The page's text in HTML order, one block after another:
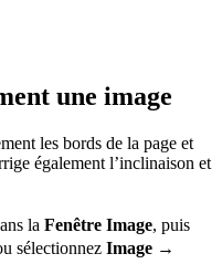
une image
les bords de la page et
également l’inclinaison et
la Fenêtre Image, puis
sélectionnez Image →